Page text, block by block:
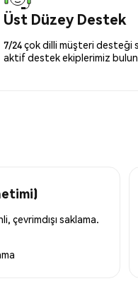
Üst Düzey Destek
7/24 çok dilli müşteri desteği
aktif destek ekiplerimiz
çevrimdışı saklama.